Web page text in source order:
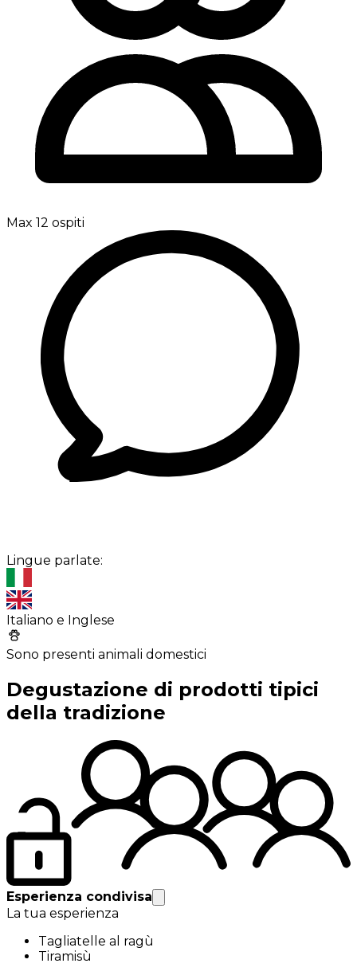
Max 12 ospiti
Lingue parlate:
Italiano e Inglese
Sono presenti animali domestici
Degustazione di prodotti tipici
della tradizione
Esperienza condivisa
La tua esperienza
Tagliatelle al ragù
Tiramisù